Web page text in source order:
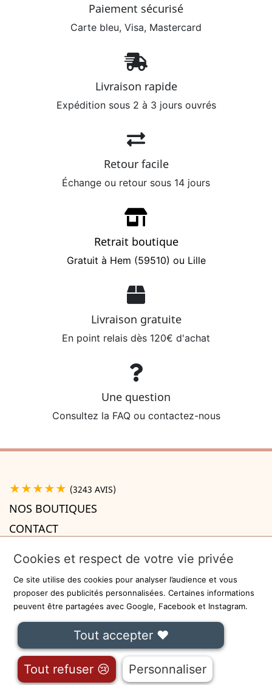
Paiement sécurisé
Carte bleu, Visa, Mastercard
Livraison rapide
Expédition sous 2 à 3 jours ouvrés
Retour facile
Échange ou retour sous 14 jours
Retrait boutique
Gratuit à Hem (59510) ou Lille
Livraison gratuite
En point relais dès 120€ d'achat
Une question
Consultez la FAQ ou contactez-nous
★★★★★ (3243 AVIS)
NOS BOUTIQUES
CONTACT
INFORMATIONS
Recevez la newsletter
On ne communiquera jamais votre adresse e-mail à des tiers.
Fait avec à Lille - Sécurisé par -
Cookies et respect de votre vie privée
Ce site utilise des cookies pour analyser l’audience et vous
proposer des publicités personnalisées. Certaines informations
peuvent être partagées avec Google, Facebook et Instagram.
Tout accepter ❤
Tout refuser 😢 Personnaliser